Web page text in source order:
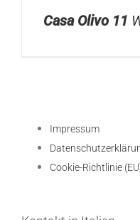
Casa Olivo 11
Impressum
Cookie-Richtlinie